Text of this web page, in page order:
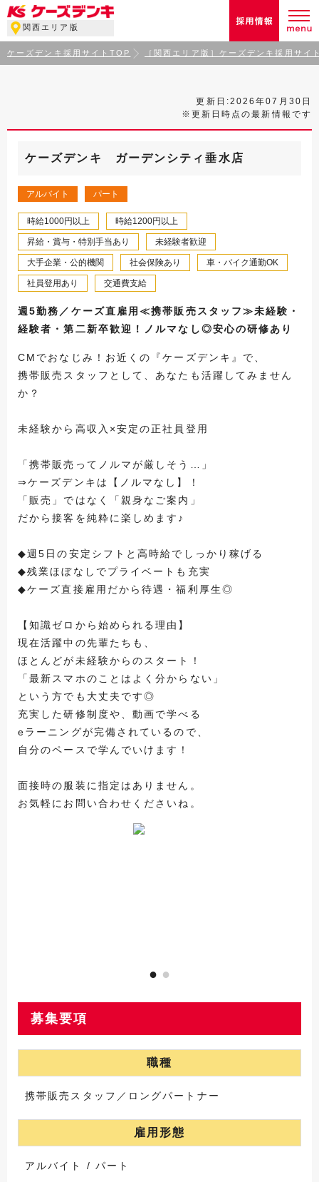
関西エリア版
ケーズデンキ採用サイトTOP ［関西エリア版］ケーズデンキ採用サイ
更新日:2026年07月30日
※更新日時点の最新情報です
ケーズデンキ ガーデンシティ垂水店
アルバイト パート
時給1000円以上 時給1200円以上
昇給・賞与・特別手当あり 未経験者歓迎
大手企業・公的機関 社会保険あり 車・バイク通勤OK
社員登用あり 交通費支給
週5勤務／ケーズ直雇用≪携帯販売スタッフ≫未経験・
経験者・第二新卒歓迎！ノルマなし◎安心の研修あり
CMでおなじみ！お近くの『ケーズデンキ』で、
携帯販売スタッフとして、あなたも活躍してみません
か？
未経験から高収入×安定の正社員登用
「携帯販売ってノルマが厳しそう…」
⇒ケーズデンキは【ノルマなし】！
「販売」ではなく「親身なご案内」
だから接客を純粋に楽しめます♪
◆週5日の安定シフトと高時給でしっかり稼げる
◆残業ほぼなしでプライベートも充実
◆ケーズ直接雇用だから待遇・福利厚生◎
【知識ゼロから始められる理由】
現在活躍中の先輩たちも、
ほとんどが未経験からのスタート！
「最新スマホのことはよく分からない」
という方でも大丈夫です◎
充実した研修制度や、動画で学べる
eラーニングが完備されているので、
自分のペースで学んでいけます！
面接時の服装に指定はありません。
お気軽にお問い合わせくださいね。
募集要項
職種
携帯販売スタッフ／ロングパートナー
雇用形態
アルバイト / パート